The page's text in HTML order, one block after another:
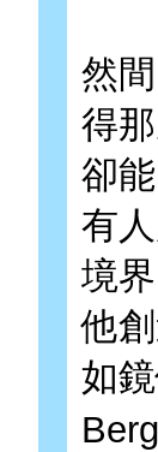
「
然
得
卻
有
境
他
如